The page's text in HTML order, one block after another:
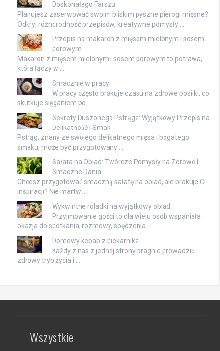
Doskonałego Farszu
Planujesz zaserwować swoim bliskim pyszne pierogi mięsne?
Odkryj różnorodność przepisów, kreatywne pomysły …
Przepis na makaron z mięsem mielonym i sosem
porowym
Makaron z mięsem mielonym i sosem porowym to potrawa,
która łączy w …
Smacznie w pracy
W pracy często brakuje czasu na zdrowe posiłki, co
skutkuje sięganiem po …
Sekrety Duszonego Pstrąga: Wyjątkowy Przepis na
Delikatność i Smak
Pstrąg, znany ze swojego delikatnego mięsa i bogatego
smaku, może być przygotowany …
Sałata na Obiad: Twórcze Pomysły na Zdrowe i
Smaczne Dania
Chcesz przygotować smaczną sałatę na obiad, ale brakuje Ci
inspiracji? Nie martw …
Wykwintne roladki na wyjątkowy obiad
Przyjmowanie gości to dla wielu osób wspaniała
okazja do spotkania, rozmowy, spędzenia …
Domowy kebab z piekarnika
Każdy z nas z jednej strony pragnie prowadzić
zdrowy tryb życia i …
Wszystkie